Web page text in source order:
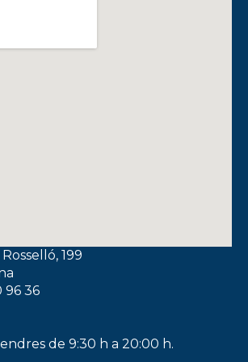
199
96 36
de 9:30 h a 20:00 h.